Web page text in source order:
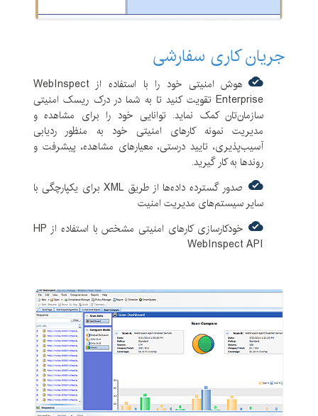
جریان کاری سفارشی
هوش امنیتی خود را با استفاده از WebInspect
Enterprise تقویت کنید تا به شما در درک ریسک امنیتی
سازمان‌تان کمک نماید. توانایی خود را برای مشاهده و
مدیریت نمونه کارهای امنیتی خود به منظور ردیابی
آسیب‌پذیری، تایید درستی، معیارهای مشاهده، پیشرفت و
روندها به کار گیرید.
صدور گسترده داده‌ها از طریق XML برای یکپارچگی با
سایر سیستم‌های مدیریت امنیت
خودکارسازی کارهای امنیتی مشخص با استفاده از HP
WebInspect API